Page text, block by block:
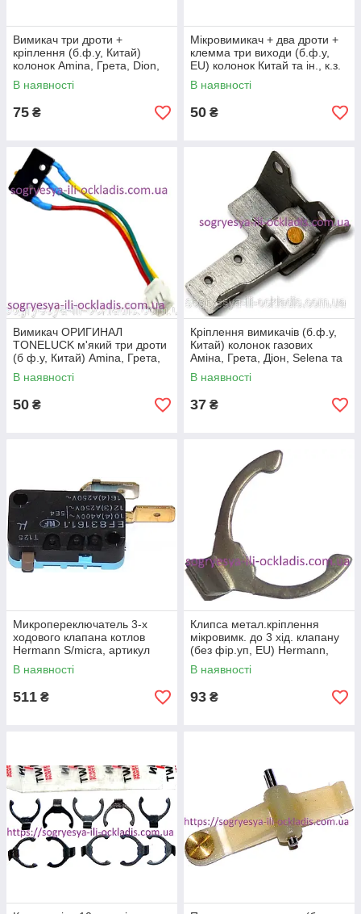
Вимикач три дроти +
кріплення (б.ф.у, Китай)
колонок Amina, Грета, Dion,
Mila,Selena и др, к.з. 0735/3
В наявності
75 ₴
Мікровимикач + два дроти +
клемма три виходи (б.ф.у,
EU) колонок Китай та ін., к.з.
07351
В наявності
50 ₴
Вимикач ОРИГИНАЛ
TONELUCK м'який три дроти
(б ф.у, Китай) Amina, Грета,
Dion, Mila, Selena, к.з. 07352
В наявності
50 ₴
Кріплення вимикачів (б.ф.у,
Китай) колонок газових
Аміна, Грета, Діон, Selena та
ін., к.з. 07353
В наявності
37 ₴
Микропереключатель 3-х
ходового клапана котлов
Hermann S/micra, артикул
403000003, код сайта 0741
В наявності
511 ₴
Клипса метал.кріплення
мікровимк. до 3 хід. клапану
(без фір.уп, EU) Hermann,
Sime, арт.S403000008B,
к.з.0741/1
В наявності
93 ₴